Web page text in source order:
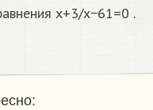
x+3/x−61=0 .